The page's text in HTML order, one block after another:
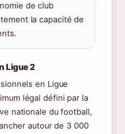
de club
la capacité de
Ligue 2
en Ligue
légal défini par la
nationale du football,
autour de 3 000